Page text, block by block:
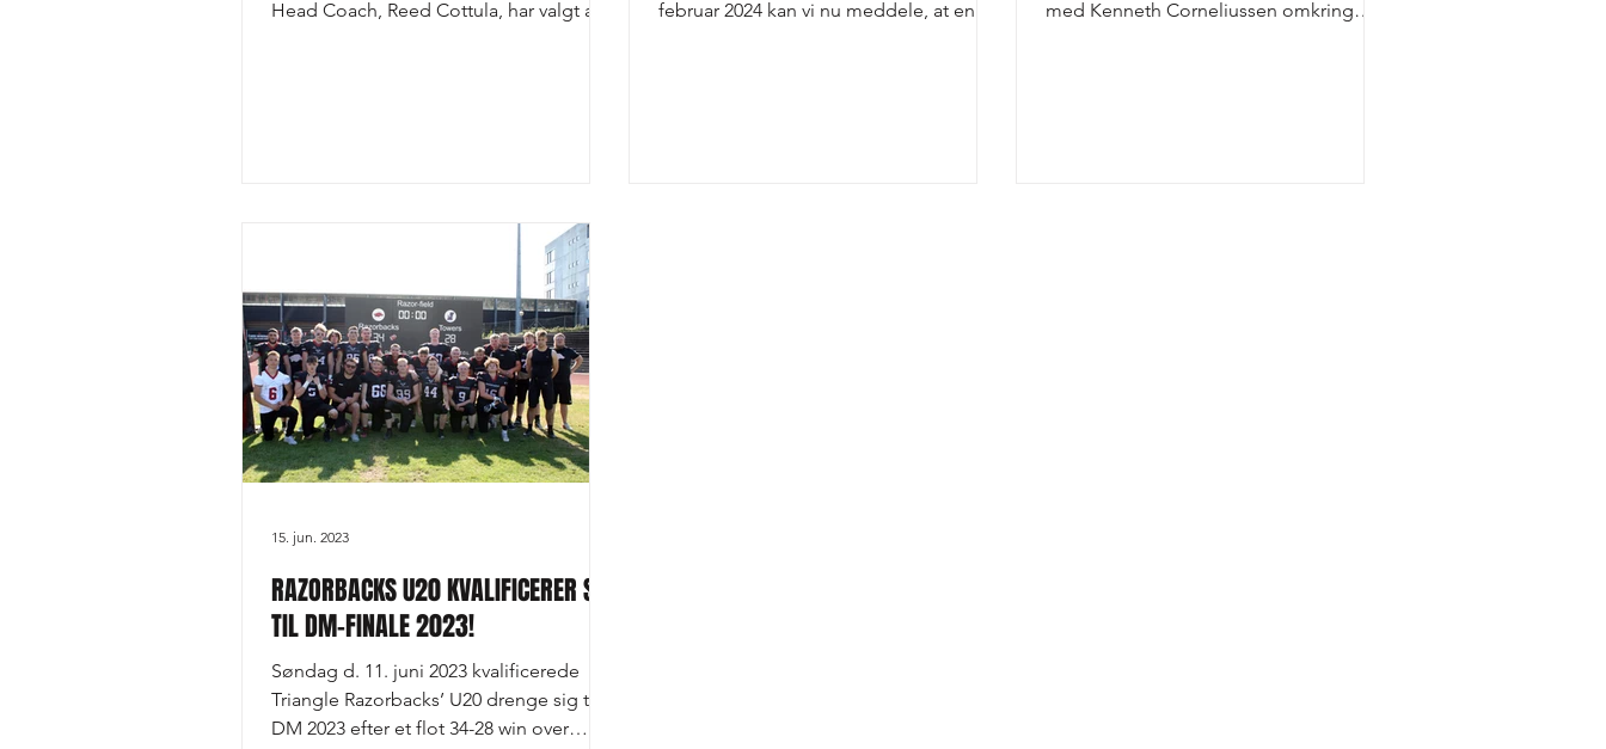
Head Coach, Reed Cottula, har valgt at
februar 2024 kan vi nu meddele, at en ny
med Kenneth Corneliussen omkring
RAZORBACKS U20 KVALIFICERER SIG
TIL DM-FINALE 2023!
Søndag d. 11. juni 2023 kvalificerede
Triangle Razorbacks’ U20 drenge sig til
DM 2023 efter et flot 34-28 win over
15. jun. 2023